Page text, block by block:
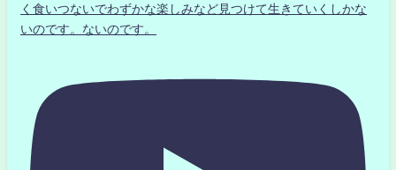
く食いつないでわずかな楽しみなど見つけて生きていくしかな
いのです。ないのです。